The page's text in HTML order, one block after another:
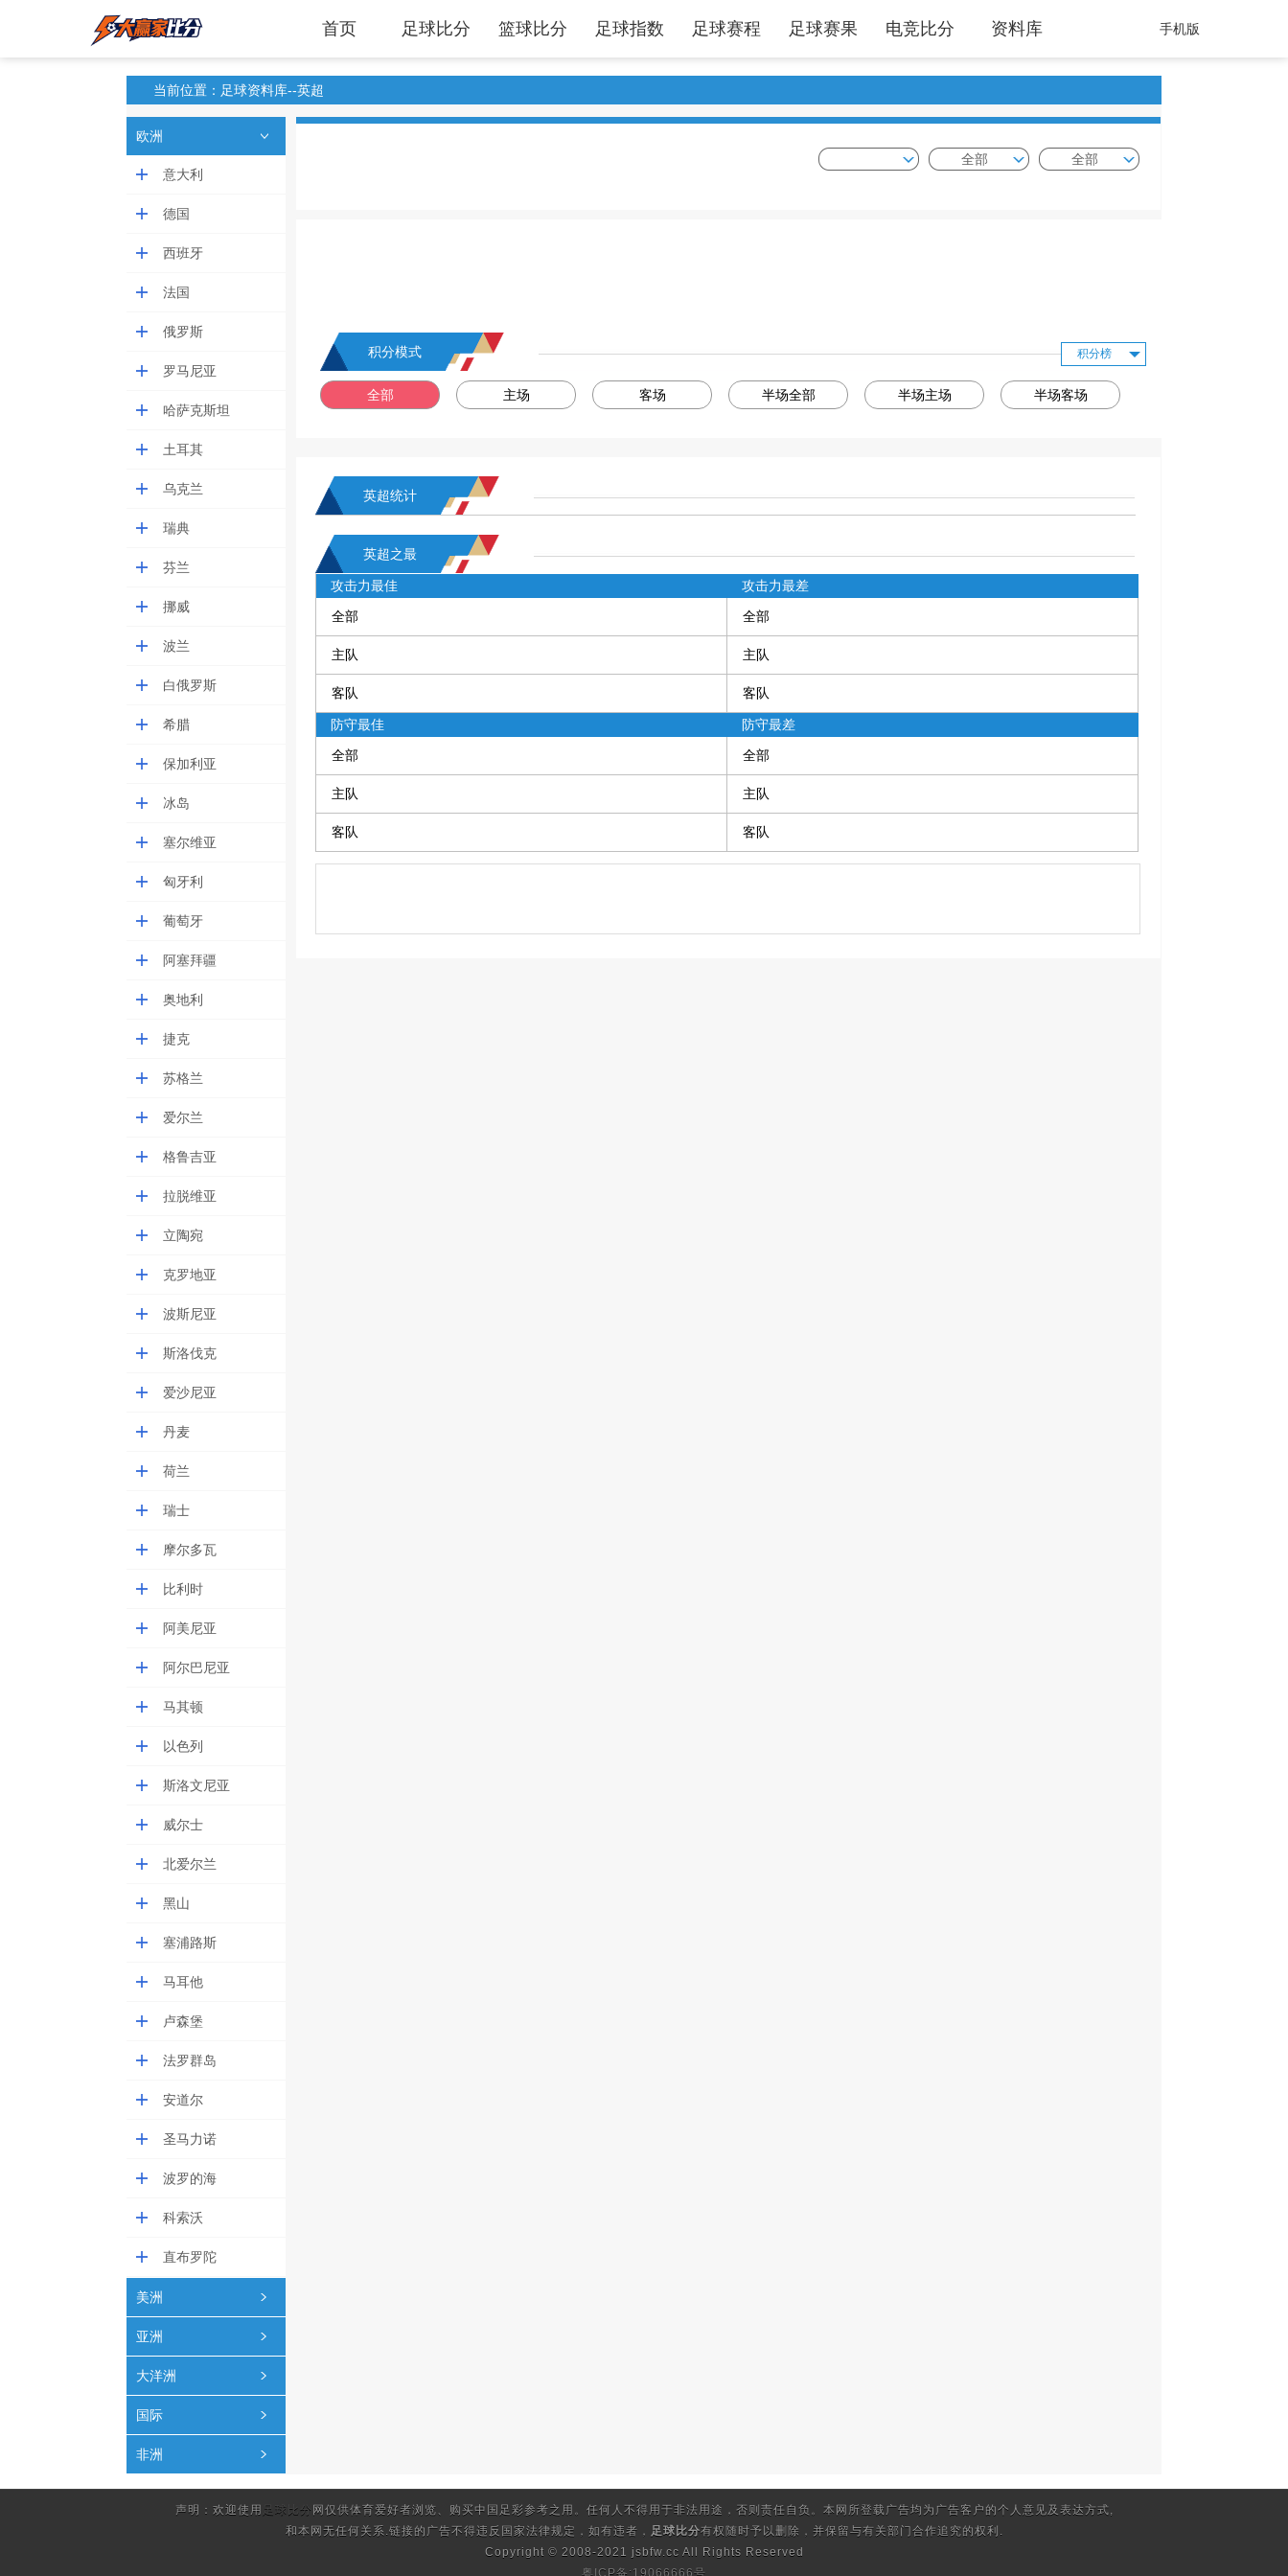
首页 足球比分 篮球比分 足球指数 足球赛程 足球赛果 电竞比分 资料库 手机版
当前位置：足球资料库--英超
欧洲
意大利
德国
西班牙
法国
俄罗斯
罗马尼亚
哈萨克斯坦
土耳其
乌克兰
瑞典
芬兰
挪威
波兰
白俄罗斯
希腊
保加利亚
冰岛
塞尔维亚
匈牙利
葡萄牙
阿塞拜疆
奥地利
捷克
苏格兰
爱尔兰
格鲁吉亚
拉脱维亚
立陶宛
克罗地亚
波斯尼亚
斯洛伐克
爱沙尼亚
丹麦
荷兰
瑞士
摩尔多瓦
比利时
阿美尼亚
阿尔巴尼亚
马其顿
以色列
斯洛文尼亚
威尔士
北爱尔兰
黑山
塞浦路斯
马耳他
卢森堡
法罗群岛
安道尔
圣马力诺
波罗的海
科索沃
直布罗陀
美洲
亚洲
大洋洲
国际
非洲
全部 全部
积分模式 积分榜
全部 主场 客场 半场全部 半场主场 半场客场
英超统计
英超之最
攻击力最佳
全部
主队
客队
攻击力最差
全部
主队
客队
防守最佳
全部
主队
客队
防守最差
全部
主队
客队
声明：欢迎使用 足球比分 网仅供体育爱好者浏览、购买中国足彩参考之用。任何人不得用于非法用途，否则责任自负。本网所登载广告均为广告客户的个人意见及表达方式,
和本网无任何关系.链接的广告不得违反国家法律规定，如有违者， 足球比分有权随时予以删除，并保留与有关部门合作追究的权利.
Copyright © 2008-2021 jsbfw.cc All Rights Reserved
粤ICP备:19066666号